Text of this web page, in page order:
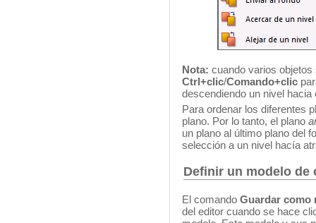
Nota: cuando varios
Ctrl+clic/Comando+clic
descendiendo un nivel
Para ordenar los diferentes
plano. Por lo tanto, el plano
un plano al último plano del
selección a un nivel hacía
Definir un modelo de
El comando Guardar como
del editor cuando se hace